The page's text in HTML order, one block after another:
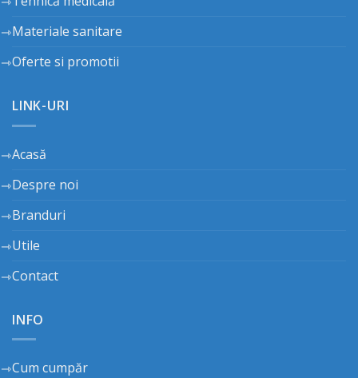
Materiale sanitare
Oferte si promotii
LINK-URI
Acasă
Despre noi
Branduri
Utile
Contact
INFO
Cum cumpăr